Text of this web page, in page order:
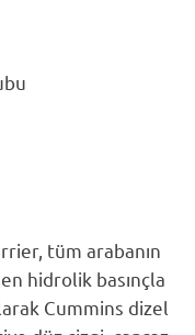
tüm arabanın
hidrolik basınçla
Cummins dizel